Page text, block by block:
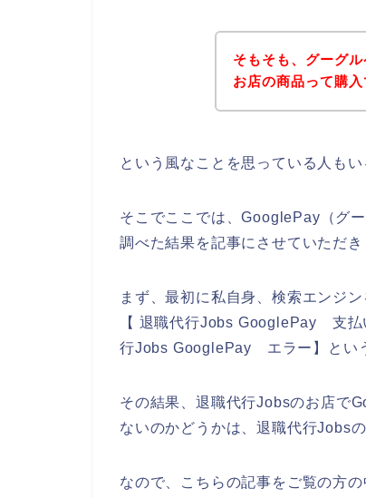
そもそも、グーグ
お店の商品って購入
という風なことを思っている人も
そこでここでは、GooglePay（グ
調べた結果を記事にさせていただき
まず、最初に私自身、検索エンジ
【 退職代行Jobs GooglePay 支
行Jobs GooglePay エラー】とい
その結果、退職代行Jobsのお店で
ないのかどうかは、退職代行Jobs
なので、こちらの記事をご覧の方